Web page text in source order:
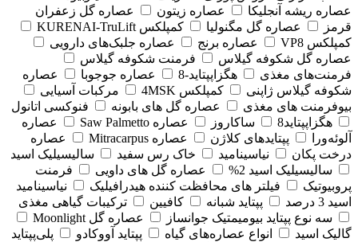
عصاره ریشه آنجلیکا
عصاره زیتون
عصاره گل زعفران
قرمز
عصاره گل مگنولیا
کمپلکس KURENAI-TruLift
کمپلکس VP8
عصاره برنج
عصاره جلبک‌های دارویی
عصاره گل شکوفه گیلاس
فرمنت شکوفه گیلاس
فرمنت‌های مغذی
هگزاپپتاید-8 عصاره جوجوبا
عصاره
شکوفه گیلاس ژاپنی
کمپلکس 4MSK
مرکبات آسیایی
بیوفرمنت های مغذی
عصاره گل های بابونه
فنوکسی اتانول
هگزاپپتاید8
ساکاروز عصاره Saw Palmetto
عصاره
آلوئه‌ورا
پپتایدهای کلاژن عصاره Mitracarpus
عصاره
درخت پکان
نیاسینامید خاک رس سفید
سالیسیلیک اسید
سالیسیلیک اسید 2%
عصاره گل های داویی
فرمنت
پروبیوتیک
فیلتر های محافظت کننده هیدرافیلیک
نیاسینامید
اسید 3 درصد
پپتاید شبانه کافیین
ترکیبات گیاهی مغذی
سه نوع پپتاید بیومیمتیک جوانساز
عصاره گل Moonlight
گالیک اسید
انواع عصاره‌های گیاه پپتاید آووکادو
پلی‌پپتاید